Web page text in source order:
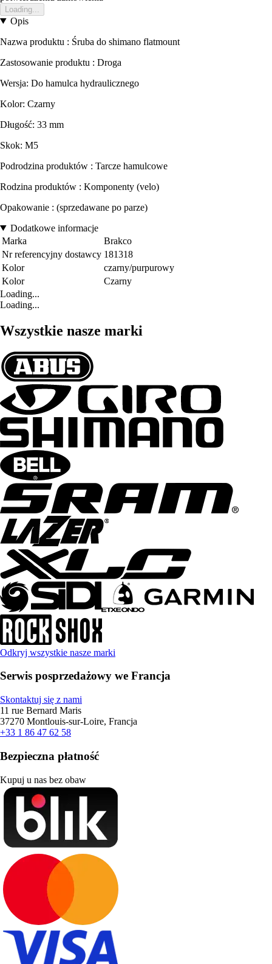
Loading...
Opis
Nazwa produktu : Śruba do shimano flatmount
Zastosowanie produktu : Droga
Wersja: Do hamulca hydraulicznego
Kolor: Czarny
Długość: 33 mm
Skok: M5
Podrodzina produktów : Tarcze hamulcowe
Rodzina produktów : Komponenty (velo)
Opakowanie : (sprzedawane po parze)
Dodatkowe informacje
Marka
Brakco
Nr referencyjny dostawcy 181318
Kolor
czarny/purpurowy
Kolor
Czarny
Loading...
Loading...
Wszystkie nasze marki
Odkryj wszystkie nasze marki
Serwis posprzedażowy we Francja
Skontaktuj się z nami
11 rue Bernard Maris
37270 Montlouis-sur-Loire, Francja
+33 1 86 47 62 58
Bezpieczna płatność
Kupuj u nas bez obaw